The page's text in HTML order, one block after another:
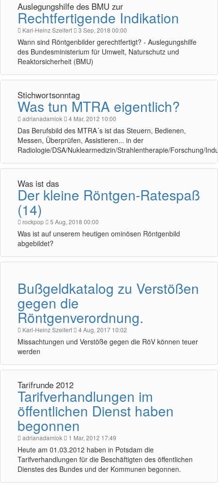
Auslegungshilfe des BMU zur
Rechtfertigende Indikation
Karl-Heinz Szeifert 3 Sep, 2018 00:00
Wann sind Röntgenbilder gerechtfertigt? - Auslegungshilfe
des Bundesministerium für Umwelt, Naturschutz und
Reaktorsicherheit (BMU)
Stichwortsonntag
Was tun MTRA eigentlich?
adrianadamiok 4 Mar, 2012 10:00
Das Berufsbild des MTRA´s ist das Steuern, Bedienen,
Messen, Überprüfen, Assistieren... in der
Radiologie/DSA/Nuklearmedizin/Strahlentherapie/Forschung/
Was ist das
Der kleine Röntgen-Ratespaß
(14)
rockpop 5 Aug, 2018 00:00
Was ist auf unserem heutigen ominösen Röntgenbild
abgebildet?
Bußgeldkatalog zu Verstößen
gegen die
Röntgenverordnung.
Karl-Heinz Szeifert 4 Aug, 2017 10:02
Missachtungen und Verstöße gegen die RöV können teuer
werden
Tarifrunde 2012
Tarifverhandlungen im
öffentlichen Dienst haben
begonnen
adrianadamiok 1 Mar, 2012 17:49
Heute am 01.03.2012 haben in Potsdam die
Tarifverhandlungen für die Beschäftigten des öffentlichen
Dienstes des Bundes und der Kommunen begonnen.